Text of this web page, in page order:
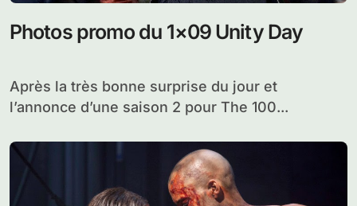
Photos promo du 1×09 Unity Day
Après la très bonne surprise du jour et
l’annonce d’une saison 2 pour The 100...